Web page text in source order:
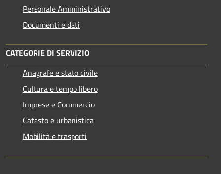
Personale Amministrativo
Documenti e dati
CATEGORIE DI SERVIZIO
Anagrafe e stato civile
Cultura e tempo libero
Imprese e Commercio
Catasto e urbanistica
Mobilità e trasporti